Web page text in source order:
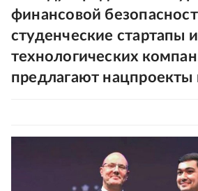
финансовой
студенческие стартапы
технологических
предлагают нацпроекты